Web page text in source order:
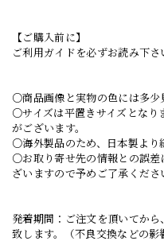
【ご購入前に】
ご利用ガイドを必ずお読み下さ
○商品画像と実物の色には多少
○サイズは平置きサイズとなり
がございます。
○海外製品のため、日本製より
○お取り寄せ先の情報との誤差
ざいますので予めご了承くださ
発着期間：ご注文を頂いてか
致します。（不良交換などの